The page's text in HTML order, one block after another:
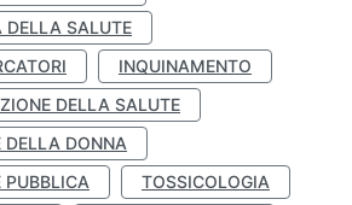
DELLA SALUTE
INQUINAMENTO
DELLA SALUTE
DELLA DONNA
PUBBLICA
TOSSICOLOGIA